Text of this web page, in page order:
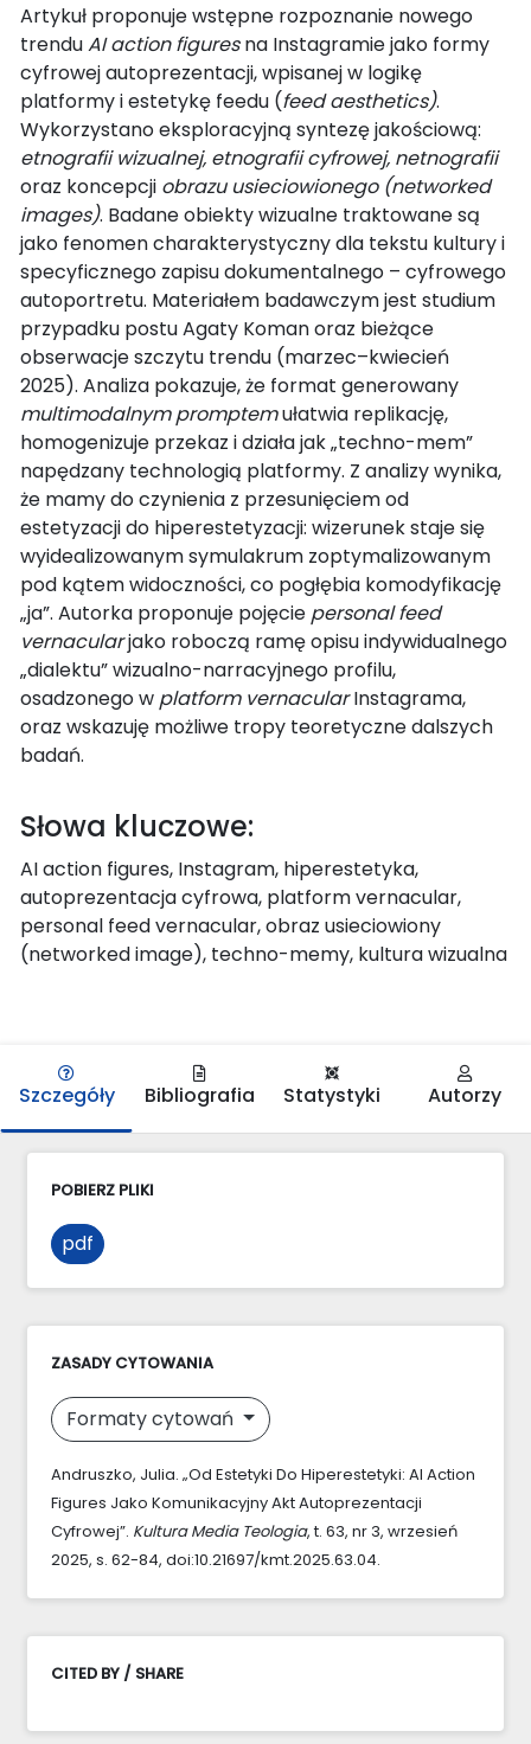
Artykuł proponuje wstępne rozpoznanie nowego
trenduAI action figuresna Instagramie jako formy
cyfrowej autoprezentacji, wpisanej w logikę
platformy i estetykę feedu (feed aesthetics).
Wykorzystano eksploracyjną syntezę jakościową:
etnografii wizualnej, etnografii cyfrowej, netnografii
oraz koncepcji obrazu usieciowionego (networked
images). Badane obiekty wizualne traktowane są
jako fenomen charakterystyczny dla tekstu kultury i
specyficznego zapisu dokumentalnego – cyfrowego
autoportretu. Materiałem badawczym jest studium
przypadku postu Agaty Koman oraz bieżące
obserwacje szczytu trendu (marzec–kwiecień
2025). Analiza pokazuje, że format generowany
multimodalnym promptemułatwia replikację,
homogenizuje przekaz i działa jak „techno-mem”
napędzany technologią platformy. Z analizy wynika,
że mamy do czynienia z przesunięciem od
estetyzacji do hiperestetyzacji: wizerunek staje się
wyidealizowanym symulakrum zoptymalizowanym
pod kątem widoczności, co pogłębia komodyfikację
„ja”. Autorka proponuje pojęcie personal feed
vernacularjako roboczą ramę opisu indywidualnego
„dialektu” wizualno-narracyjnego profilu,
osadzonego w platform vernacularInstagrama,
oraz wskazuję możliwe tropy teoretyczne dalszych
badań.
Słowa kluczowe:
AI action figures, Instagram, hiperestetyka,
autoprezentacja cyfrowa, platform vernacular,
personal feed vernacular, obraz usieciowiony
(networked image), techno-memy, kultura wizualna
Szczegóły Bibliografia Statystyki Autorzy
POBIERZ PLIKI
pdf
ZASADY CYTOWANIA
Formaty cytowań
Andruszko, Julia. „Od Estetyki Do Hiperestetyki: AI Action
Figures Jako Komunikacyjny Akt Autoprezentacji
Cyfrowej”. Kultura Media Teologia, t. 63, nr 3, wrzesień
2025, s. 62-84, doi:10.21697/kmt.2025.63.04.
CITED BY / SHARE